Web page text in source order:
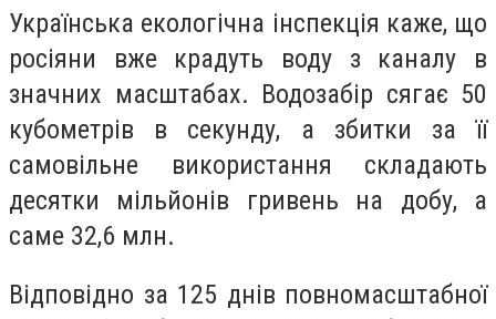
Українська екологічна інспекція каже, що
росіяни вже крадуть воду з каналу в
значних масштабах. Водозабір сягає 50
кубометрів в секунду, а збитки за її
самовільне використання складають
десятки мільйонів гривень на добу, а
саме 32,6 млн.
Відповідно за 125 днів повномасштабної